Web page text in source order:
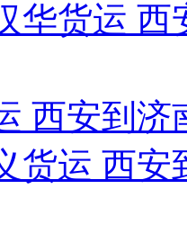
华货运
西安到
货运 西